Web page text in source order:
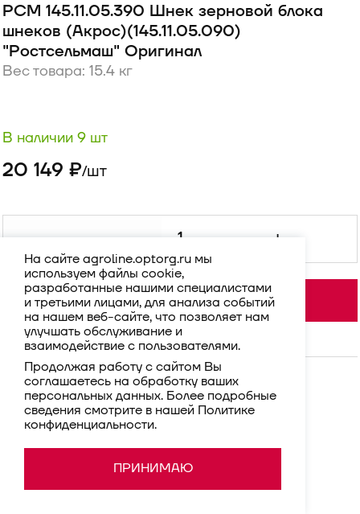
РСМ 145.11.05.390 Шнек зерновой блока
шнеков (Акрос)(145.11.05.090)
"Ростсельмаш" Оригинал
Вес товара: 15.4 кг
В наличии 9 шт
20 149 ₽/шт
+
В корзину
На сайте agroline.optorg.ru мы
используем файлы cookie,
разработанные нашими специалистами
и третьими лицами, для анализа событий
на нашем веб-сайте, что позволяет нам
улучшать обслуживание и
взаимодействие с пользователями.
Продолжая работу с сайтом Вы
соглашаетесь на обработку ваших
персональных данных. Более подробные
сведения смотрите в нашей Политике
конфиденциальности.
ПРИНИМАЮ